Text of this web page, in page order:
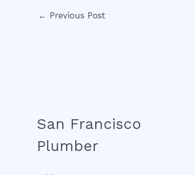
← Previous Post
San Francisco
Plumber